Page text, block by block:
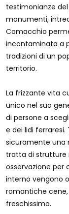
testimonianze
monumenti,
Comacchio
incontaminata a
tradizioni di un
territorio.
La frizzante vita
unico nel suo
di persone a
e dei lidi
sicuramente una
tratta di strutture
osservazione per
interno vengono
romantiche
freschissimo.